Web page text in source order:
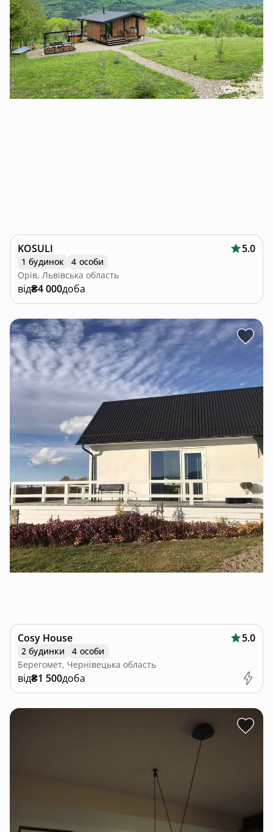
KOSULI 5.0
1 будинок
4 особи
Орів, Львівська область
від₴4 000доба
Cosy House 5.0
2 будинки
4 особи
Берегомет, Чернівецька область
від₴1 500доба